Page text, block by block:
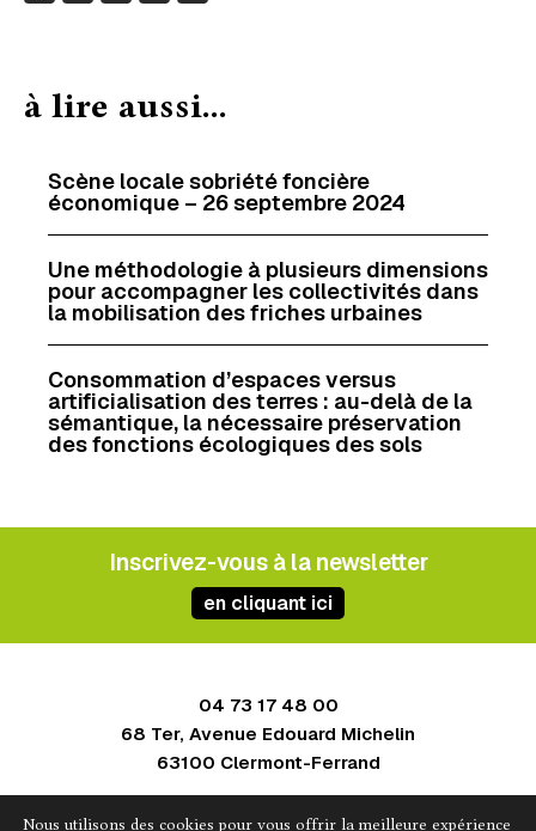
b
o
k
e
I
n
l
a
e
r
à lire aussi...
Scène locale sobriété foncière
économique – 26 septembre 2024
Une méthodologie à plusieurs dimensions
pour accompagner les collectivités dans
la mobilisation des friches urbaines
Consommation d’espaces versus
artificialisation des terres : au-delà de la
sémantique, la nécessaire préservation
des fonctions écologiques des sols
Inscrivez-vous à la newsletter
en cliquant ici
04 73 17 48 00
68 Ter, Avenue Edouard Michelin
63100 Clermont-Ferrand
Nous utilisons des cookies pour vous offrir la meilleure expérience